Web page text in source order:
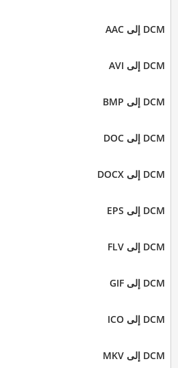
DCM إلى AAC
DCM إلى AVI
DCM إلى BMP
DCM إلى DOC
DCM إلى DOCX
DCM إلى EPS
DCM إلى FLV
DCM إلى GIF
DCM إلى ICO
DCM إلى MKV